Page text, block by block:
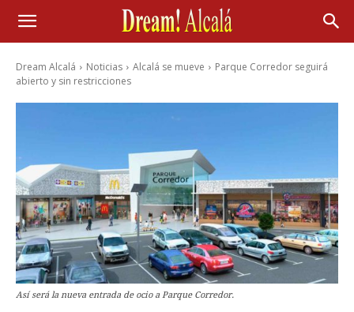
Dream Alcalá Noticias Alcalá se mueve
Parque Corredor seguirá
abierto y sin restricciones
Así será la nueva entrada de ocio a Parque Corredor.